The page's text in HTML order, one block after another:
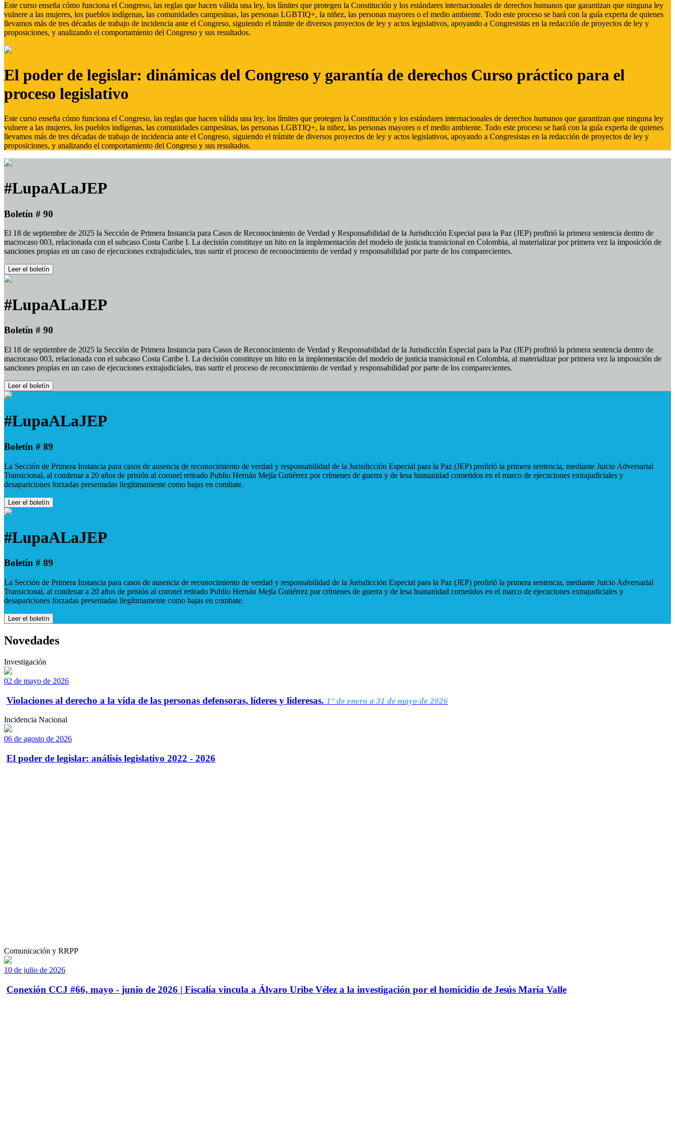
Este curso enseña cómo funciona el Congreso, las reglas que hacen válida una ley, los límites que protegen la Constitución y los estándares internacionales de derechos humanos que garantizan que ninguna ley
vulnere a las mujeres, los pueblos indígenas, las comunidades campesinas, las personas LGBTIQ+, la niñez, las personas mayores o el medio ambiente. Todo este proceso se hará con la guía experta de quienes
llevamos más de tres décadas de trabajo de incidencia ante el Congreso, siguiendo el trámite de diversos proyectos de ley y actos legislativos, apoyando a Congresistas en la redacción de proyectos de ley y
proposiciones, y analizando el comportamiento del Congreso y sus resultados.
El poder de legislar: dinámicas del Congreso y garantía de derechos Curso práctico para el
proceso legislativo
Este curso enseña cómo funciona el Congreso, las reglas que hacen válida una ley, los límites que protegen la Constitución y los estándares internacionales de derechos humanos que garantizan que ninguna ley
vulnere a las mujeres, los pueblos indígenas, las comunidades campesinas, las personas LGBTIQ+, la niñez, las personas mayores o el medio ambiente. Todo este proceso se hará con la guía experta de quienes
llevamos más de tres décadas de trabajo de incidencia ante el Congreso, siguiendo el trámite de diversos proyectos de ley y actos legislativos, apoyando a Congresistas en la redacción de proyectos de ley y
proposiciones, y analizando el comportamiento del Congreso y sus resultados.
#LupaALaJEP
Boletín # 90
El 18 de septiembre de 2025 la Sección de Primera Instancia para Casos de Reconocimiento de Verdad y Responsabilidad de la Jurisdicción Especial para la Paz (JEP) profirió la primera sentencia dentro de
macrocaso 003, relacionada con el subcaso Costa Caribe I. La decisión constituye un hito en la implementación del modelo de justicia transicional en Colombia, al materializar por primera vez la imposición de
sanciones propias en un caso de ejecuciones extrajudiciales, tras surtir el proceso de reconocimiento de verdad y responsabilidad por parte de los comparecientes.
Leer el boletín
#LupaALaJEP
Boletín # 90
El 18 de septiembre de 2025 la Sección de Primera Instancia para Casos de Reconocimiento de Verdad y Responsabilidad de la Jurisdicción Especial para la Paz (JEP) profirió la primera sentencia dentro de
macrocaso 003, relacionada con el subcaso Costa Caribe I. La decisión constituye un hito en la implementación del modelo de justicia transicional en Colombia, al materializar por primera vez la imposición de
sanciones propias en un caso de ejecuciones extrajudiciales, tras surtir el proceso de reconocimiento de verdad y responsabilidad por parte de los comparecientes.
Leer el boletín
#LupaALaJEP
Boletín # 89
La Sección de Primera Instancia para casos de ausencia de reconocimiento de verdad y responsabilidad de la Jurisdicción Especial para la Paz (JEP) profirió la primera sentencia, mediante Juicio Adversarial
Transicional, al condenar a 20 años de prisión al coronel retirado Publio Hernán Mejía Gutiérrez por crímenes de guerra y de lesa humanidad cometidos en el marco de ejecuciones extrajudiciales y
desapariciones forzadas presentadas ilegítimamente como bajas en combate.
Leer el boletín
#LupaALaJEP
Boletín # 89
La Sección de Primera Instancia para casos de ausencia de reconocimiento de verdad y responsabilidad de la Jurisdicción Especial para la Paz (JEP) profirió la primera sentencia, mediante Juicio Adversarial
Transicional, al condenar a 20 años de prisión al coronel retirado Publio Hernán Mejía Gutiérrez por crímenes de guerra y de lesa humanidad cometidos en el marco de ejecuciones extrajudiciales y
desapariciones forzadas presentadas ilegítimamente como bajas en combate.
Leer el boletín
Novedades
Investigación
02 de mayo de 2026
Violaciones al derecho a la vida de las personas defensoras, líderes y lideresas. 1° de enero a 31 de mayo de 2026
Incidencia Nacional
06 de agosto de 2026
El poder de legislar: análisis legislativo 2022 - 2026
Comunicación y RRPP
10 de julio de 2026
Conexión CCJ #66, mayo - junio de 2026 | Fiscalía vincula a Álvaro Uribe Vélez a la investigación por el homicidio de Jesús María Valle